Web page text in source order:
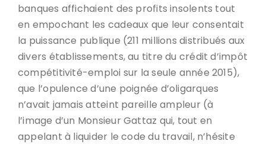
banques affichaient des profits insolents tout
en empochant les cadeaux que leur consentait
la puissance publique (211 millions distribués aux
divers établissements, au titre du crédit d’impôt
compétitivité-emploi sur la seule année 2015),
que l’opulence d’une poignée d’oligarques
n’avait jamais atteint pareille ampleur (à
l’image d’un Monsieur Gattaz qui, tout en
appelant à liquider le code du travail, n’hésite